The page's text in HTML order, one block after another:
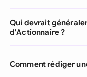
Qui devrait
d'Actionnaire ?
Comment rédiger